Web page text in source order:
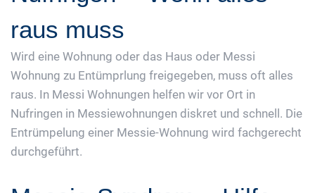
raus muss
Wird eine Wohnung oder das Haus oder Messi
Wohnung zu Entümprlung freigegeben, muss oft alles
raus. In Messi Wohnungen helfen wir vor Ort in
Nufringen in Messiewohnungen diskret und schnell. Die
Entrümpelung einer Messie-Wohnung wird fachgerecht
durchgeführt.